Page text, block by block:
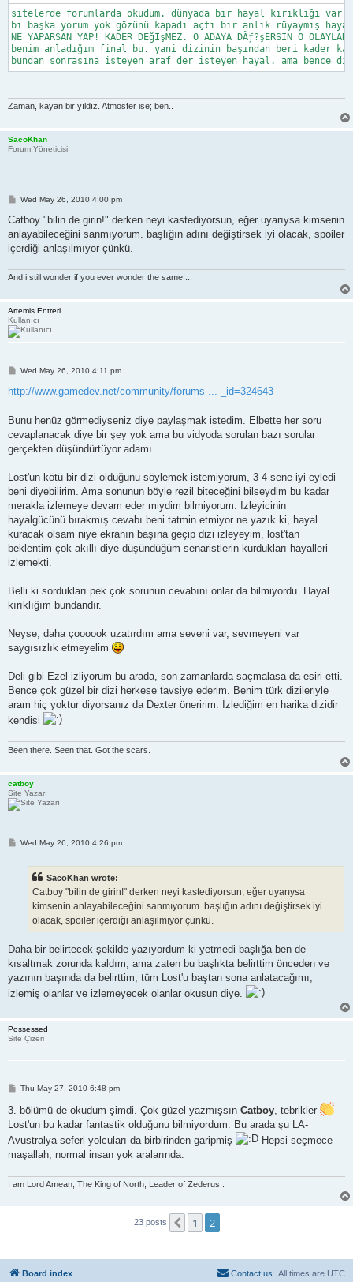
sitelerde forumlarda okudum. dünyada bir hayal kırıklığı
bi başka yorum yok gözünü kapadı açtı bir anlık rüyaymış
NE YAPARSAN YAP! KADER DEğİşMEZ. O ADAYA DÃƒ?şERSİN O
benim anladığım final bu. yani dizinin başından beri kader
bundan sonrasına isteyen araf der isteyen hayal. ama bence
Zaman, kayan bir yıldız. Atmosfer ise; ben..
SacoKhan
Forum Yöneticisi
P
s
Wed May 26, 2010 4:00 pm
Catboy "bilin de girin!" derken neyi kastediyorsun, eğer uyarıysa kimsenin
anlayabileceğini sanmıyorum. başlığın adını değiştirsek iyi olacak, spoiler
içerdiği anlaşılmıyor çünkü.
And i still wonder if you ever wonder the same!...
Artemis Entreri
Kullanıcı
P
s
t
Wed May 26, 2010 4:11 pm
http://www.gamedev.net/community/forums ... _id=324643
Bunu henüz görmediyseniz diye paylaşmak istedim. Elbette her soru
cevaplanacak diye bir şey yok ama bu vidyoda sorulan bazı sorular
gerçekten düşündürtüyor adamı.
Lost'un kötü bir dizi olduğunu söylemek istemiyorum, 3-4 sene iyi eyledi
beni diyebilirim. Ama sonunun böyle rezil biteceğini bilseydim bu kadar
merakla izlemeye devam eder miydim bilmiyorum. İzleyicinin
hayalgücünü bırakmış cevabı beni tatmin etmiyor ne yazık ki, hayal
kuracak olsam niye ekranın başına geçip dizi izleyeyim, lost'tan
beklentim çok akıllı diye düşündüğüm senaristlerin kurdukları hayalleri
izlemekti.
Belli ki sordukları pek çok sorunun cevabını onlar da bilmiyordu. Hayal
kırıklığım bundandır.
Neyse, daha çoooook uzatırdım ama seveni var, sevmeyeni var
saygısızlık etmeyelim
Deli gibi Ezel izliyorum bu arada, son zamanlarda saçmalasa da esiri etti.
Bence çok güzel bir dizi herkese tavsiye ederim. Benim türk dizileriyle
aram hiç yoktur diyorsanız da Dexter öneririm. İzlediğim en harika dizidir
kendisi
Been there. Seen that. Got the scars.
catboy
Site Yazarı
PWed May 26, 2010 4:26 pm
SacoKhan wrote:
Catboy "bilin de girin!" derken neyi kastediyorsun, eğer uyarıysa
kimsenin anlayabileceğini sanmıyorum. başlığın adını değiştirsek iyi
olacak, spoiler içerdiği anlaşılmıyor çünkü.
Daha bir belirtecek şekilde yazıyordum ki yetmedi başlığa ben de
kısaltmak zorunda kaldım, ama zaten bu başlıkta belirttim önceden ve
yazının başında da belirttim, tüm Lost'u baştan sona anlatacağımı,
izlemiş olanlar ve izlemeyecek olanlar okusun diye.
Possessed
Site Çizeri
P
s
Thu May 27, 2010 6:48 pm
3. bölümü de okudum şimdi. Çok güzel yazmışsın Catboy, tebrikler
Lost'un bu kadar fantastik olduğunu bilmiyordum. Bu arada şu LA-
Avustralya seferi yolcuları da birbirinden garipmiş
Hepsi seçmece
maşallah, normal insan yok aralarında.
I am Lord Amean, The King of North, Leader of Zederus..
23 posts Previous
1 2
Board index All times are UTC
Contact us